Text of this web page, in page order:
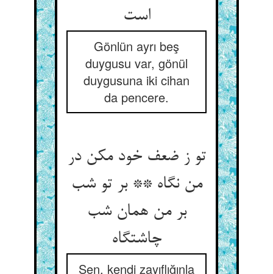
است‏
Gönlün ayrı beş
duygusu var, gönül
duygusuna iki cihan
da pencere.
تو ز ضعف خود مکن در
من نگاه ** بر تو شب
بر من همان شب
چاشت‏گاه‏
Sen, kendi zayıflığınla